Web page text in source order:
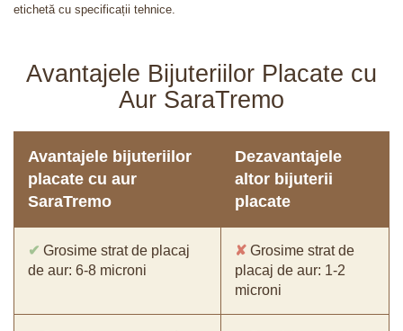
etichetă cu specificații tehnice.
Avantajele Bijuteriilor Placate cu
Aur SaraTremo
Avantajele bijuteriilor
placate cu aur
SaraTremo
Dezavantajele
altor bijuterii
placate
✔ Grosime strat de placaj
de aur: 6-8 microni
✘ Grosime strat de
placaj de aur: 1-2
microni